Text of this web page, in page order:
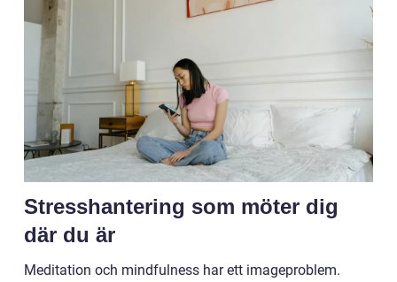
Stresshantering som möter dig
där du är
Meditation och mindfulness har ett imageproblem.